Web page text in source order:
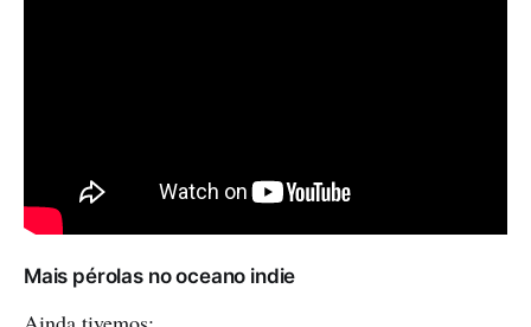
Mais pérolas no oceano indie